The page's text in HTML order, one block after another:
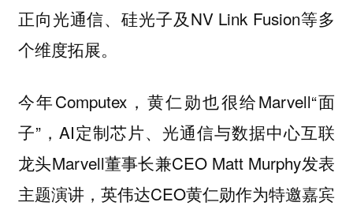
正向光通信、硅光子及NV Link Fusion等多
个维度拓展。
今年Computex，黄仁勋也很给Marvell“面
子”，AI定制芯片、光通信与数据中心互联
龙头Marvell董事长兼CEO Matt Murphy发表
主题演讲，英伟达CEO黄仁勋作为特邀嘉宾